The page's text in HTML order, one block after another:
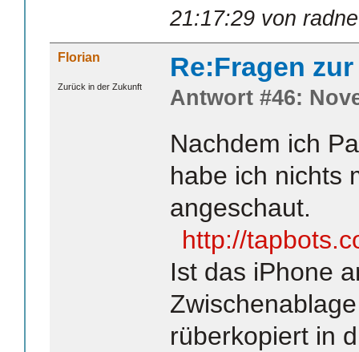
21:17:29 von
Florian
Zurück in der Zukunft
Re:Fragen
Antwort #46:
Nachdem ich
habe ich nichts
angeschaut.
http://
Ist das iPhone
rüberkopiert in